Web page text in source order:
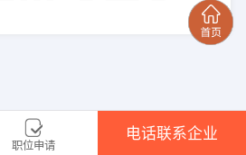
职位申请
电话联系企业